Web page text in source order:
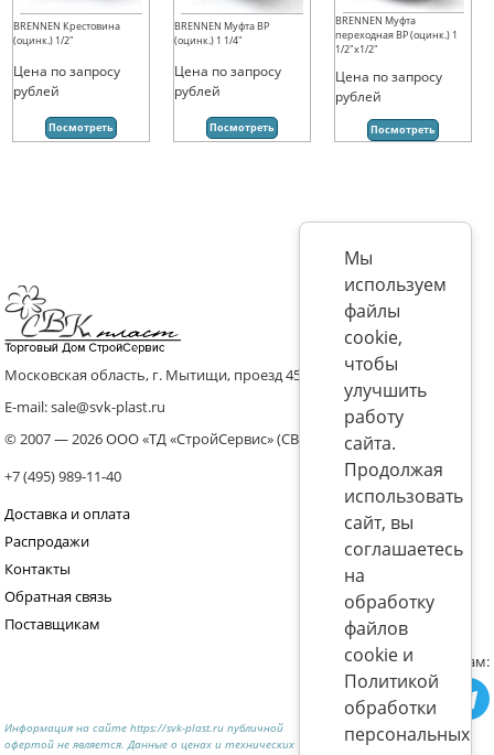
BRENNEN Крестовина
(оцинк.) 1/2"
Цена по запросу
рублей
Посмотреть
BRENNEN Муфта ВР
(оцинк.) 1 1/4"
Цена по запросу
рублей
Посмотреть
BRENNEN Муфта
переходная ВР (оцинк.) 1
1/2"х1/2"
Цена по запросу
рублей
Посмотреть
Московская область, г. Мытищи, проезд 4536 владение 8, стр.10
E-mail: sale@svk-plast.ru
© 2007 — 2026 ООО «ТД «СтройСервис» (СВК)
+7 (495) 989-11-40
Доставка и оплата
Распродажи
Контакты
Обратная связь
Поставщикам
Присоединяйтесь к нам:
Информация на сайте https://svk-plast.ru публичной
офертой не является. Данные о ценах и технических
Мы
используем
файлы
cookie,
чтобы
улучшить
работу
сайта.
Продолжая
использовать
сайт, вы
соглашаетесь
на
обработку
файлов
cookie и
Политикой
обработки
персональных